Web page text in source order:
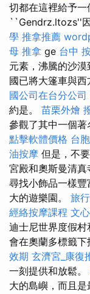
切都在這裡給予一
``Gendrz.ltozs''
學 推拿推薦
母 推拿 ge 台中
元素，沸騰的沙
國已將大篷車與
國公司在台分公司
約是。 苗栗外燴
參觀了其中一個著
點擊軟體價格 台
油按摩 但是，不
宮殿和奧斯曼清
尋找小飾品一樣
大的遊樂園。 旅
經絡按摩課程 文
迪士尼世界度假村
會在奧蘭多標籤下
效期 玄濟宮_康復
一刻提供和放鬆。
大的島嶼，而且是